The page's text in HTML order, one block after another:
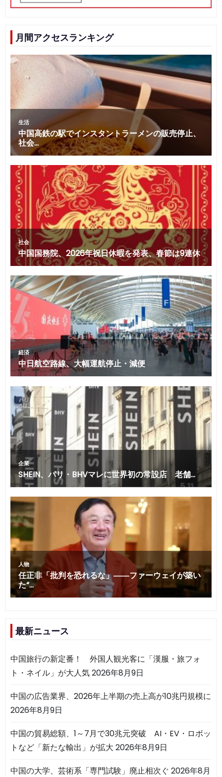
月間アクセスランキング
最新ニュース
中国旅行の新定番！ 外国人観光客に「漢服・旅フォ
ト・ネイル」が大人気2026年8月9日
中国の広告業界、2026年上半期の売上高が10兆円規模に
2026年8月9日
中国の貿易総額、1～7月で30兆元突破 AI・EV・ロボッ
トなど「新たな輸出」が拡大 2026年8月9日
中国の大学、芸術系「専門試験」廃止相次ぐ 2026年8月